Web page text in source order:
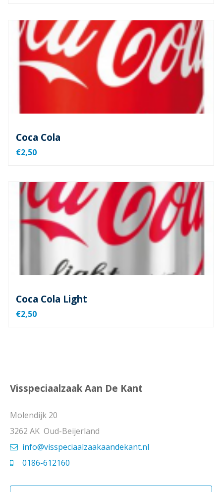
Coca Cola
€2,50
Coca Cola Light
€2,50
Visspeciaalzaak Aan De Kant
Molendijk 20
3262 AK Oud-Beijerland
info@visspeciaalzaakaandekant.nl
0186-612160